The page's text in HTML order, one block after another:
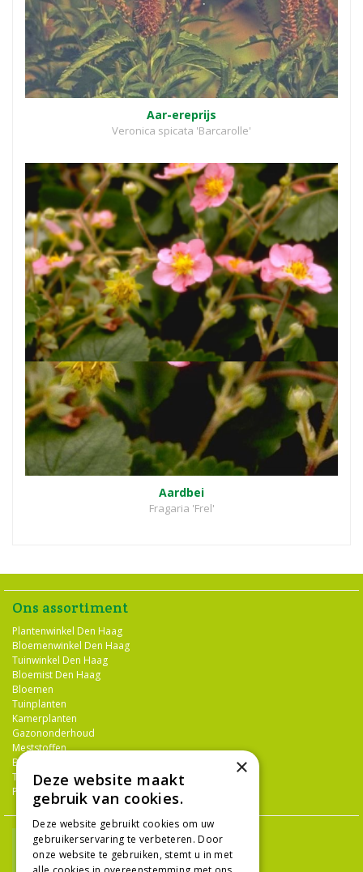
Aar-ereprijs
Veronica spicata 'Barcarolle'
Aardbei
Fragaria 'Frel'
Ons assortiment
Plantenwinkel Den Haag
Bloemenwinkel Den Haag
Tuinwinkel Den Haag
Bloemist Den Haag
Bloemen
Tuinplanten
Kamerplanten
Gazononderhoud
Meststoffen
Bestrijdingsmiddelen
Tuingereedschap
Potterie
×
Deze website maakt
gebruik van cookies.
Deze website gebruikt cookies om uw
gebruikerservaring te verbeteren. Door
onze website te gebruiken, stemt u in met